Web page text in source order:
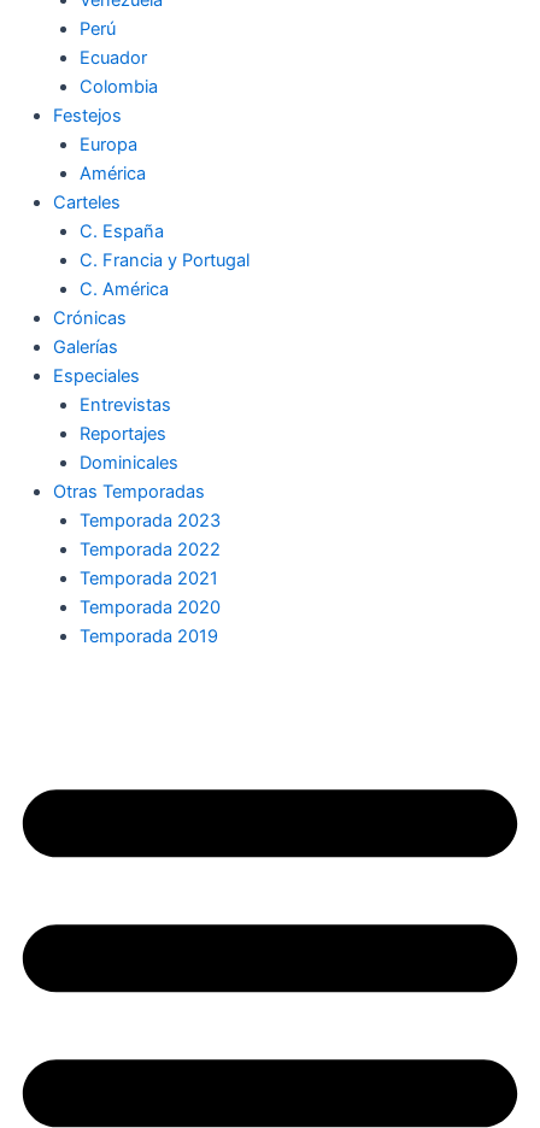
Perú
Ecuador
Colombia
Festejos
Europa
América
Carteles
C. España
C. Francia y Portugal
C. América
Crónicas
Galerías
Especiales
Entrevistas
Reportajes
Dominicales
Otras Temporadas
Temporada 2023
Temporada 2022
Temporada 2021
Temporada 2020
Temporada 2019